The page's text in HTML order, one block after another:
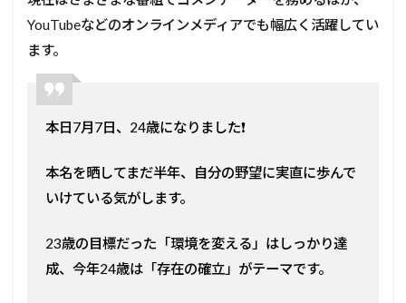
YouTubeなどのオンラインメディアでも幅広く活躍してい
ます。
本日7月7日、24歳になりました❗️
本名を晒してまだ半年、自分の野望に実直に歩んで
いけている気がします。
23歳の目標だった「環境を変える」はしっかり達
成、今年24歳は「存在の確立」がテーマです。